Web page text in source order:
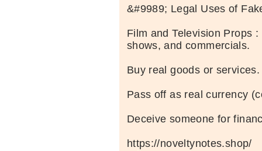
&#9989; Legal Uses of
Film and Television Props
shows, and commercials.
Buy real goods or services.
Pass off as real currency
Deceive someone for
https://noveltynotes.shop/